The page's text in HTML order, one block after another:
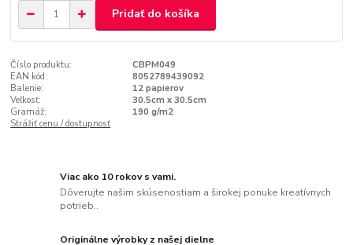
Pridať do košíka
Číslo produktu:
CBPM049
EAN kód:
8052789439092
Balenie:
12 papierov
Veľkosť:
30.5cm x 30.5cm
Gramáž:
190 g/m2
Strážiť cenu / dostupnosť
Viac ako 10 rokov s vami.
Dôverujte našim skúsenostiam a širokej ponuke kreatívnych
potrieb..
Originálne výrobky z našej dielne